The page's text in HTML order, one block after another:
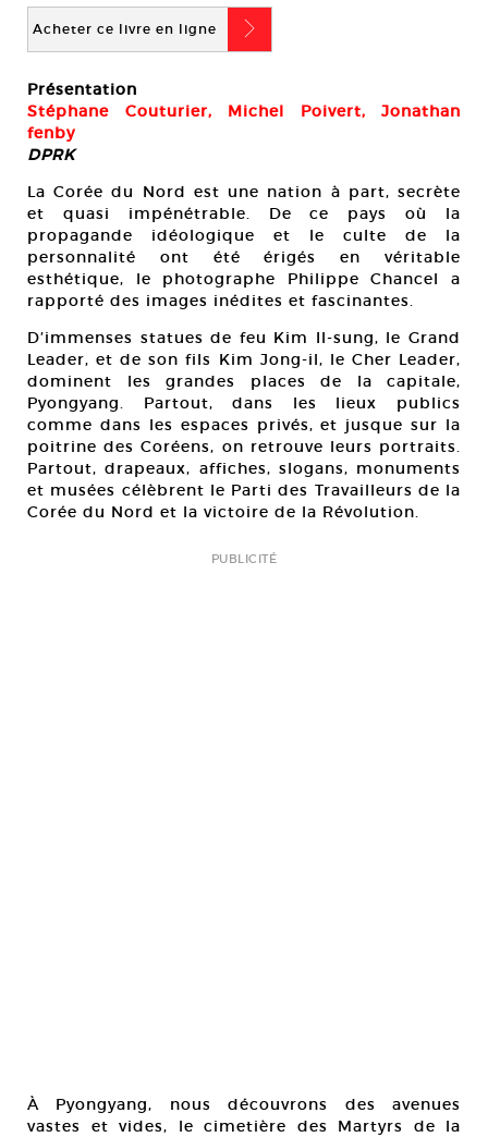
Acheter ce livre en ligne b
Présentation
Stéphane Couturier, Michel Poivert, Jonathan
fenby
DPRK
La Corée du Nord est une nation à part, secrète
et quasi impénétrable. De ce pays où la
propagande idéologique et le culte de la
personnalité ont été érigés en véritable
esthétique, le photographe Philippe Chancel a
rapporté des images inédites et fascinantes.
D’immenses statues de feu Kim Il-sung, le Grand
Leader, et de son fils Kim Jong-il, le Cher Leader,
dominent les grandes places de la capitale,
Pyongyang. Partout, dans les lieux publics
comme dans les espaces privés, et jusque sur la
poitrine des Coréens, on retrouve leurs portraits.
Partout, drapeaux, affiches, slogans, monuments
et musées célèbrent le Parti des Travailleurs de la
Corée du Nord et la victoire de la Révolution.
PUBLICITÉ
À Pyongyang, nous découvrons des avenues
vastes et vides, le cimetière des Martyrs de la